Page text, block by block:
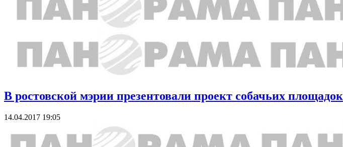
В ростовской мэрии презентовали проект собачьих площадок
14.04.2017 19:05